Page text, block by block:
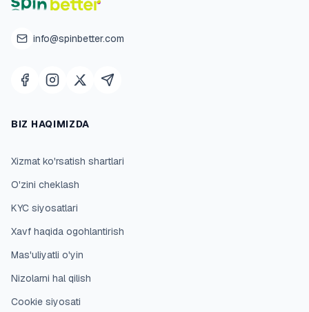
info@spinbetter.com
BIZ HAQIMIZDA
Xizmat ko'rsatish shartlari
O'zini cheklash
KYC siyosatlari
Xavf haqida ogohlantirish
Mas'uliyatli o'yin
Nizolarni hal qilish
Cookie siyosati